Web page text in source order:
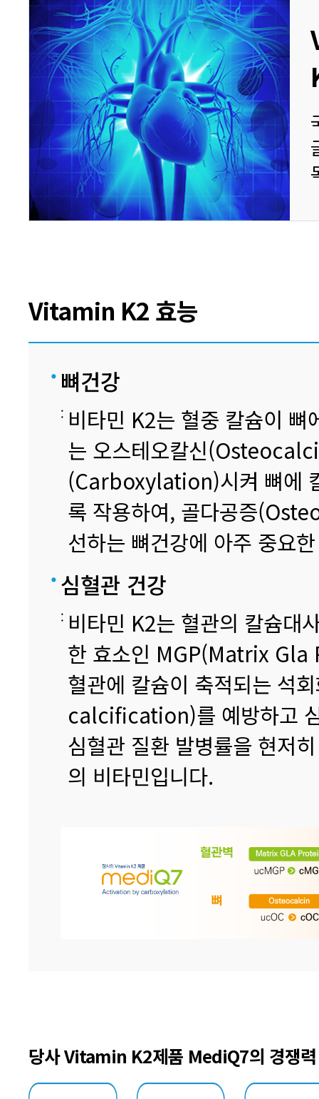
Vitamin K2 효능
뼈건강
비타민 K2는 혈중 칼슘이 뼈
는 오스테오칼신
(Carboxylation)시켜 뼈에
록 작용하여, 골다공증
선하는 뼈건강에 아주 중요
심혈관 건강
비타민 K2는 혈관의 칼슘대
한 효소인 MGP(Matrix Gla
혈관에 칼슘이 축적되는 석
calcification)를 예방하고
심혈관 질환 발병률을 현저
의 비타민입니다.
당사 Vitamin K2제품 MediQ7의 경쟁력